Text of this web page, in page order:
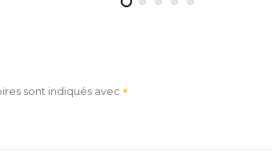
sont indiqués avec